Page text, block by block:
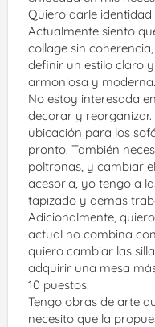
Quiero darle identidad
Actualmente siento
collage sin
definir un estilo claro
armoniosa y moderna.
No estoy interesada
decorar y
ubicación para los
pronto. También
poltronas, y cambiar
acesoria, yo tengo a
tapizado y demas
Adicionalmente,
actual no combina
quiero cambiar las
adquirir una mesa
10 puestos.
Tengo obras de arte
necesito que la